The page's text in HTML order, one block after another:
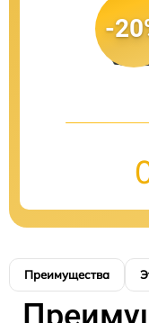
-
Преимущества